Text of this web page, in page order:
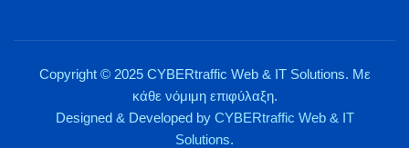
Copyright © 2025 CYBERtraffic Web & IT Solutions. Με
κάθε νόμιμη επιφύλαξη.
Designed & Developed by CYBERtraffic Web & IT
Solutions.